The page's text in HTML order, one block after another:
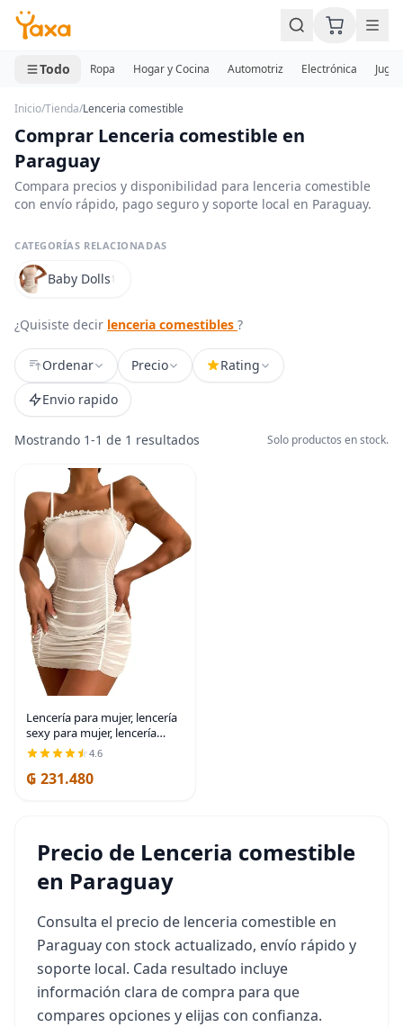
MINI CARRITO
0 productos
Todo Ropa Hogar y Cocina Automotriz Electrónica
Inicio/Tienda/Lenceria comestible
Comprar Lenceria comestible en
Paraguay
Compara precios y disponibilidad para lenceria comestible
con envío rápido, pago seguro y soporte local en Paraguay.
CATEGORÍAS RELACIONADAS
Baby Dolls1
¿Quisiste decir lenceria comestibles ?
Ordenar Precio
Rating
Envio rapido
Mostrando 1-1 de 1 resultados Solo productos en stock.
Lencería para mujer, lencería
sexy para mujer, lencería
sexual traviesa, babydoll
fruncido con ribete de
volantes, malla transparente
4.6
₲ 231.480
Precio de Lenceria comestible
en Paraguay
Consulta el precio de lenceria comestible en
Paraguay con stock actualizado, envío rápido y
soporte local. Cada resultado incluye
información clara de compra para que
compares opciones y elijas con confianza.